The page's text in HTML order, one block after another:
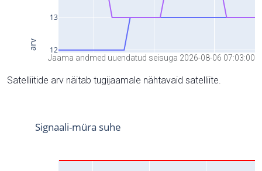
Jaama andmed uuendatud seisuga 2026-08-06 07:03:00
Satelliitide arv näitab tugijaamale nähtavaid satelliite.